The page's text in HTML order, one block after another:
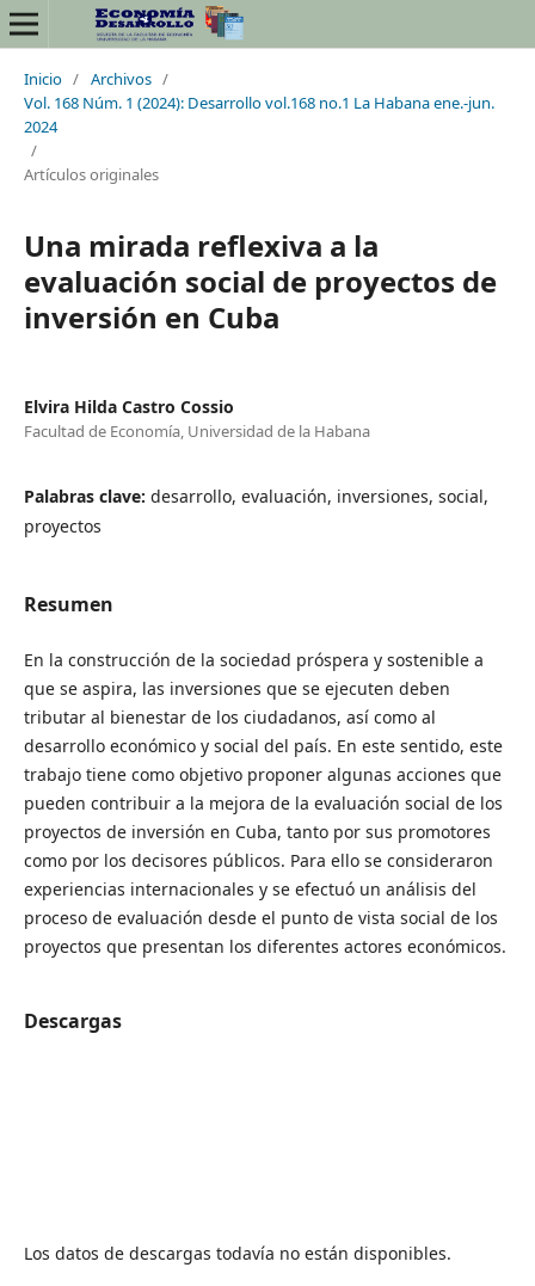
Inicio / Archivos /
Vol. 168 Núm. 1 (2024): Desarrollo vol.168 no.1 La Habana ene.-jun.
2024
/
Artículos originales
Una mirada reflexiva a la
evaluación social de proyectos de
inversión en Cuba
Elvira Hilda Castro Cossio
Facultad de Economía, Universidad de la Habana
Palabras clave: desarrollo, evaluación, inversiones, social,
proyectos
Resumen
En la construcción de la sociedad próspera y sostenible a
que se aspira, las inversiones que se ejecuten deben
tributar al bienestar de los ciudadanos, así como al
desarrollo económico y social del país. En este sentido, este
trabajo tiene como objetivo proponer algunas acciones que
pueden contribuir a la mejora de la evaluación social de los
proyectos de inversión en Cuba, tanto por sus promotores
como por los decisores públicos. Para ello se consideraron
experiencias internacionales y se efectuó un análisis del
proceso de evaluación desde el punto de vista social de los
proyectos que presentan los diferentes actores económicos.
Descargas
Los datos de descargas todavía no están disponibles.